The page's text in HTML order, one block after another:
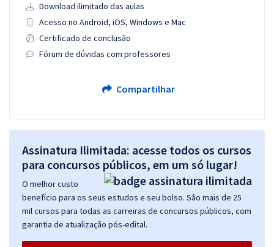
Download ilimitado das aulas
Acesso no Android, iOS, Windows e Mac
Certificado de conclusão
Fórum de dúvidas com professores
Compartilhar
Assinatura Ilimitada: acesse todos os cursos
para concursos públicos, em um só lugar!
O melhor custo
benefício para os seus estudos e seu bolso. São mais de 25
mil cursos para todas as carreiras de concursos públicos, com
garantia de atualização pós-edital.